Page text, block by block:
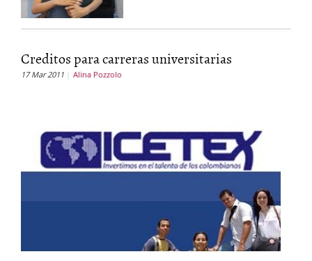
Creditos para carreras universitarias
17 Mar 2011 Alina Pozzolo